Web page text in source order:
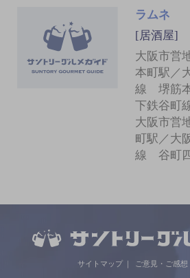
ラムネ
[居酒屋]
大阪市営
本町駅／
線 堺筋
下鉄谷町
大阪市営
町駅／大
線 谷町
サイトマップ ご意見・ご感想